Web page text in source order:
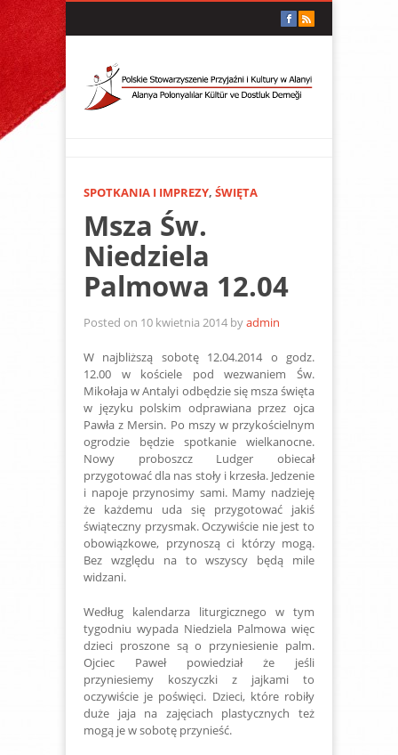
SPOTKANIA I IMPREZY, ŚWIĘTA
Msza Św.
Niedziela
Palmowa 12.04
Posted on 10 kwietnia 2014 byadmin
W najbliższą sobotę 12.04.2014 o godz.
12.00 w kościele pod wezwaniem Św.
Mikołaja w Antalyi odbędzie się msza święta
w języku polskim odprawiana przez ojca
Pawła z Mersin. Po mszy w przykościelnym
ogrodzie będzie spotkanie wielkanocne.
Nowy proboszcz Ludger obiecał
przygotować dla nas stoły i krzesła. Jedzenie
i napoje przynosimy sami. Mamy nadzieję
że każdemu uda się przygotować jakiś
świąteczny przysmak. Oczywiście nie jest to
obowiązkowe, przynoszą ci którzy mogą.
Bez względu na to wszyscy będą mile
widzani.
Według kalendarza liturgicznego w tym
tygodniu wypada Niedziela Palmowa więc
dzieci proszone są o przyniesienie palm.
Ojciec Paweł powiedział że jeśli
przyniesiemy koszyczki z jajkami to
oczywiście je poświęci. Dzieci, które robiły
duże jaja na zajęciach plastycznych też
mogą je w sobotę przynieść.